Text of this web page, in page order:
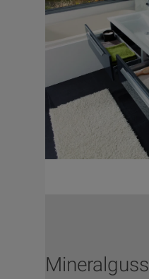
Mineralguss